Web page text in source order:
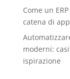
Come un
catena di
moderni:
ispirazione